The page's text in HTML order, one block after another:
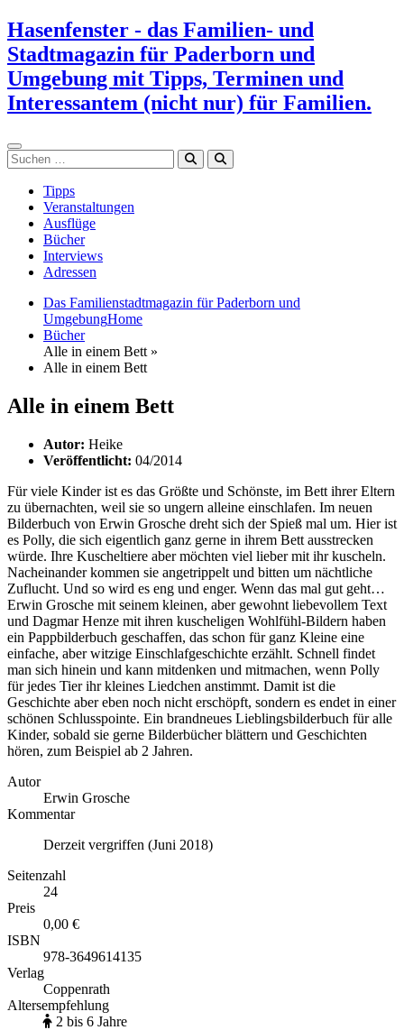
Zum
Inhalt
springen
Hasenfenster - das Familien- und
Stadtmagazin für Paderborn und
Umgebung mit Tipps, Terminen und
Interessantem (nicht nur) für Familien.
Suchen
Tipps
Veranstaltungen
Ausflüge
Bücher
Interviews
Adressen
Das Familienstadtmagazin für Paderborn und
UmgebungHome
Bücher
Alle in einem Bett »
Alle in einem Bett
Alle in einem Bett
Autor: Heike
Veröffentlicht: 04/2014
Für viele Kinder ist es das Größte und Schönste, im Bett ihrer Eltern
zu übernachten, weil sie so ungern alleine einschlafen. Im neuen
Bilderbuch von Erwin Grosche dreht sich der Spieß mal um. Hier ist
es Polly, die sich eigentlich ganz gerne in ihrem Bett ausstrecken
würde. Ihre Kuscheltiere aber möchten viel lieber mit ihr kuscheln.
Nacheinander kommen sie angetrippelt und bitten um nächtliche
Zuflucht. Und so wird es eng und enger. Wenn das mal gut geht…
Erwin Grosche mit seinem kleinen, aber gewohnt liebevollem Text
und Dagmar Henze mit ihren kuscheligen Wohlfühl-Bildern haben
ein Pappbilderbuch geschaffen, das schon für ganz Kleine eine
einfache, aber witzige Einschlafgeschichte erzählt. Schnell findet
man sich hinein und kann mitdenken und mitmachen, wenn Polly
für jedes Tier ihr kleines Liedchen anstimmt. Damit ist die
Geschichte aber eben noch nicht erschöpft, sondern es endet in einer
schönen Schlusspointe. Ein brandneues Lieblingsbilderbuch für alle
Kinder, sobald sie gerne Bilderbücher blättern und Geschichten
hören, zum Beispiel ab 2 Jahren.
Autor
Erwin Grosche
Kommentar
Derzeit vergriffen (Juni 2018)
Seitenzahl
24
Preis
0,00 €
ISBN
978-3649614135
Verlag
Coppenrath
Altersempfehlung
2 bis 6 Jahre